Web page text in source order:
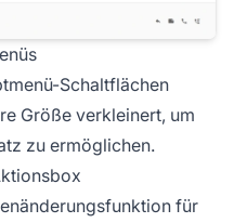
Schaltflächen
Größe verkleinert, um
zu ermöglichen.
für